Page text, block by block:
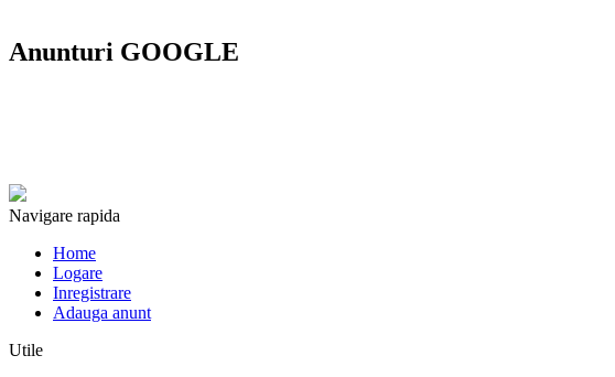
Anunturi GOOGLE
Navigare rapida
Home
Logare
Inregistrare
Adauga anunt
Utile